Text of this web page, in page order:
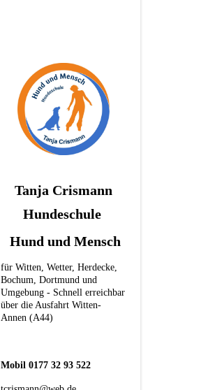
Tanja Crismann
Hundeschule
Hund und Mensch
für Witten, Wetter, Herdecke,
Bochum, Dortmund und
Umgebung - Schnell erreichbar
über die Ausfahrt Witten-
Annen (A44)
Mobil 0177 32 93 522